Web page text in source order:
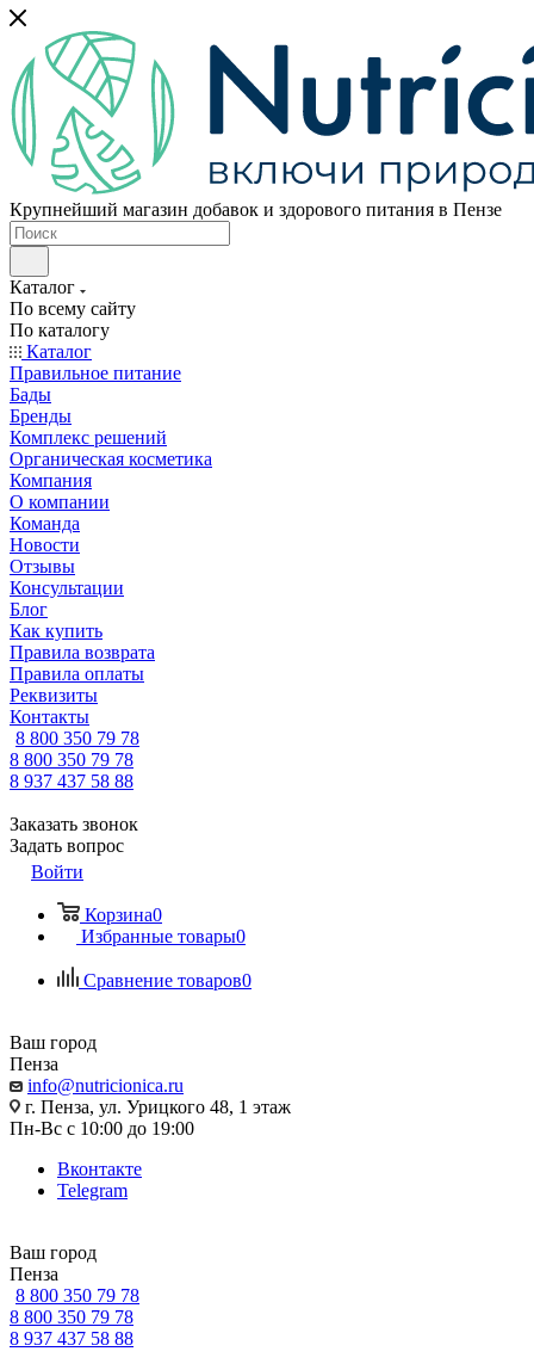
Крупнейший магазин добавок и здорового питания в Пензе
Каталог
По всему сайту
По каталогу
Каталог
Правильное питание
Бады
Бренды
Комплекс решений
Органическая косметика
Компания
О компании
Команда
Новости
Отзывы
Консультации
Блог
Как купить
Правила возврата
Правила оплаты
Реквизиты
Контакты
8 800 350 79 78
8 800 350 79 78
8 937 437 58 88
Заказать звонок
Задать вопрос
Войти
Корзина0
Избранные товары0
Сравнение товаров0
Ваш город
Пенза
info@nutricionica.ru
г. Пенза, ул. Урицкого 48, 1 этаж
Пн-Вс с 10:00 до 19:00
Вконтакте
Telegram
Ваш город
Пенза
8 800 350 79 78
8 800 350 79 78
8 937 437 58 88